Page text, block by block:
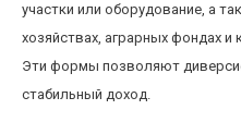
участки или оборудование, а
хозяйствах, аграрных фондах
Эти формы позволяют
стабильный доход.